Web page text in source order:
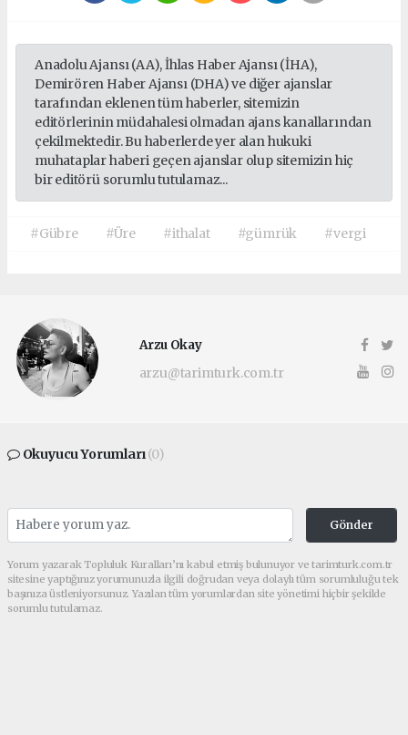
Anadolu Ajansı (AA), İhlas Haber Ajansı (İHA),
Demirören Haber Ajansı (DHA) ve diğer ajanslar
tarafından eklenen tüm haberler, sitemizin
editörlerinin müdahalesi olmadan ajans kanallarından
çekilmektedir. Bu haberlerde yer alan hukuki
muhataplar haberi geçen ajanslar olup sitemizin hiç
bir editörü sorumlu tutulamaz...
#Gübre #Üre #ithalat #gümrük #vergi
Arzu Okay
arzu@tarimturk.com.tr
Okuyucu Yorumları(0)
Gönder
Yorum yazarak Topluluk Kuralları’nı kabul etmiş bulunuyor ve tarimturk.com.tr
sitesine yaptığınız yorumunuzla ilgili doğrudan veya dolaylı tüm sorumluluğu tek
başınıza üstleniyorsunuz. Yazılan tüm yorumlardan site yönetimi hiçbir şekilde
sorumlu tutulamaz.